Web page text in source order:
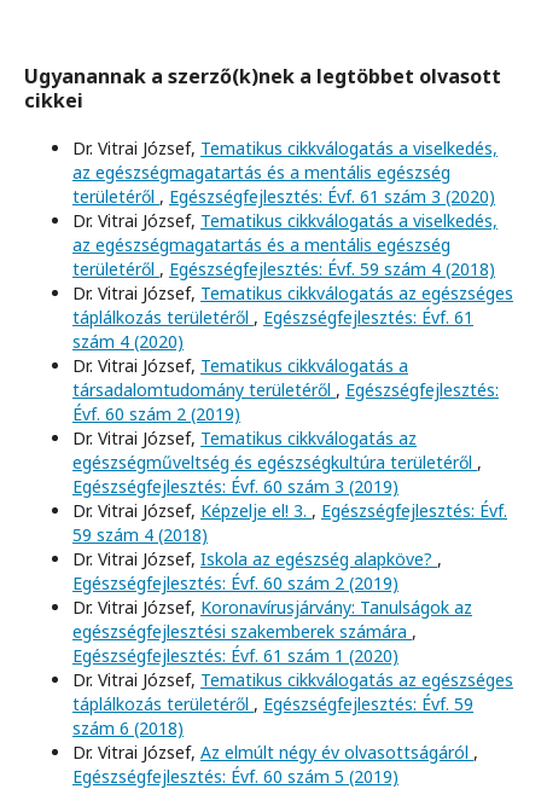
Ugyanannak a szerző(k)nek a legtöbbet olvasott
cikkei
Dr. Vitrai József, Tematikus cikkválogatás a viselkedés,
az egészségmagatartás és a mentális egészség
területéről , Egészségfejlesztés: Évf. 61 szám 3 (2020)
Dr. Vitrai József, Tematikus cikkválogatás a viselkedés,
az egészségmagatartás és a mentális egészség
területéről , Egészségfejlesztés: Évf. 59 szám 4 (2018)
Dr. Vitrai József, Tematikus cikkválogatás az egészséges
táplálkozás területéről , Egészségfejlesztés: Évf. 61
szám 4 (2020)
Dr. Vitrai József, Tematikus cikkválogatás a
társadalomtudomány területéről , Egészségfejlesztés:
Évf. 60 szám 2 (2019)
Dr. Vitrai József, Tematikus cikkválogatás az
egészségműveltség és egészségkultúra területéről ,
Egészségfejlesztés: Évf. 60 szám 3 (2019)
Dr. Vitrai József, Képzelje el! 3. , Egészségfejlesztés: Évf.
59 szám 4 (2018)
Dr. Vitrai József, Iskola az egészség alapköve? ,
Egészségfejlesztés: Évf. 60 szám 2 (2019)
Dr. Vitrai József, Koronavírusjárvány: Tanulságok az
egészségfejlesztési szakemberek számára ,
Egészségfejlesztés: Évf. 61 szám 1 (2020)
Dr. Vitrai József, Tematikus cikkválogatás az egészséges
táplálkozás területéről , Egészségfejlesztés: Évf. 59
szám 6 (2018)
Dr. Vitrai József, Az elmúlt négy év olvasottságáról ,
Egészségfejlesztés: Évf. 60 szám 5 (2019)